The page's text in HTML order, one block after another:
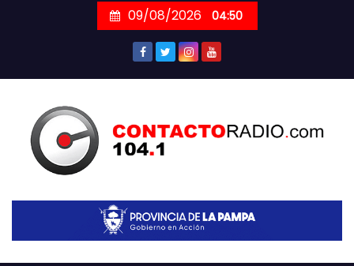
09/08/2026 04:50